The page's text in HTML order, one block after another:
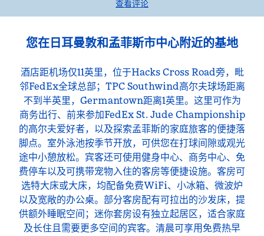
查看评论
您在日耳曼敦和孟菲斯市中心附近的基地
酒店距机场仅11英里，位于Hacks Cross Road旁，毗
邻FedEx全球总部；TPC Southwind高尔夫球场距离
不到半英里，Germantown距离1英里。这里可作为
商务出行、前来参加FedEx St. Jude Championship
的高尔夫爱好者，以及探索孟菲斯的家庭旅客的便捷落
脚点。室外泳池按季节开放，可供您在打球间隙或观光
途中小憩放松。宾客还可使用健身中心、商务中心、免
费停车以及可携带宠物入住的客房等便捷设施。客房可
选特大床或大床，均配备免费WiFi、小冰箱、微波炉
以及宽敞的办公桌。部分客房配有可拉出的沙发床，提
供额外睡眠空间；迷你套房设有独立起居区，适合家庭
及长住且需要更多空间的宾客。清晨可享用免费热早